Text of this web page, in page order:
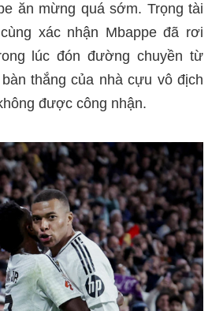
ăn mừng quá sớm. Trọng tài
xác nhận Mbappe đã rơi
lúc đón đường chuyền từ
thắng của nhà cựu vô địch
được công nhận.